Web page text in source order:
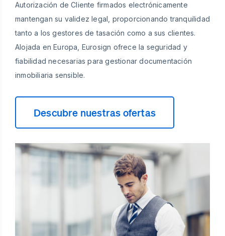
Autorización de Cliente firmados electrónicamente
mantengan su validez legal, proporcionando tranquilidad
tanto a los gestores de tasación como a sus clientes.
Alojada en Europa, Eurosign ofrece la seguridad y
fiabilidad necesarias para gestionar documentación
inmobiliaria sensible.
Descubre nuestras ofertas